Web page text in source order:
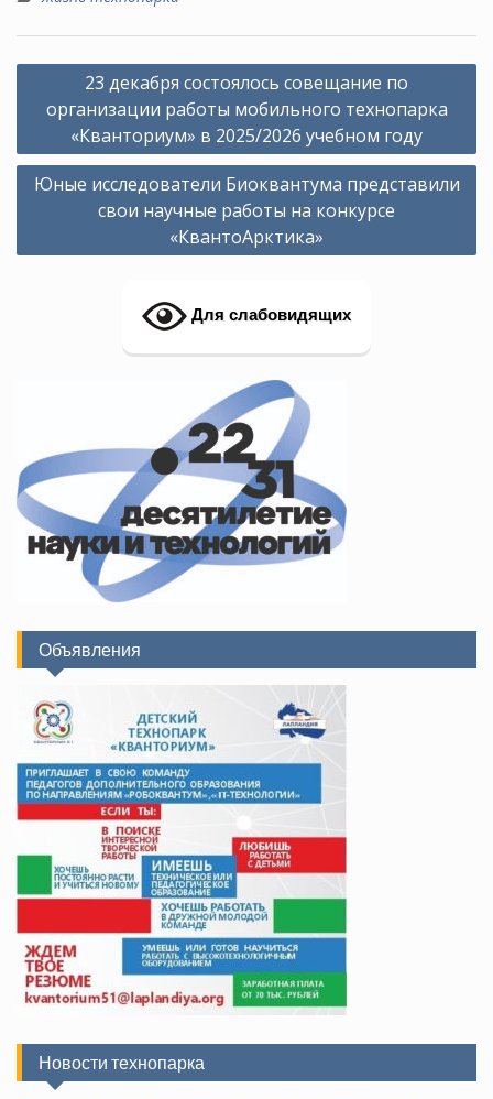
Навигация
записям
23 декабря состоялось совещание по
организации работы мобильного технопарка
«Кванториум» в 2025/2026 учебном году
Юные исследователи Биоквантума представили
свои научные работы на конкурсе
«КвантоАрктика»
Для слабовидящих
Объявления
Новости технопарка